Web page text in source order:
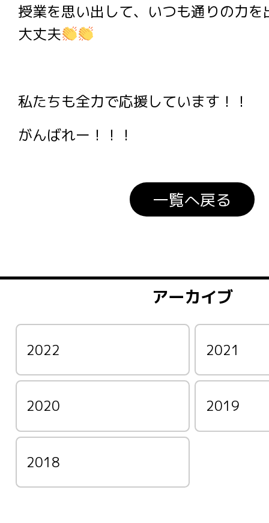
授業を思い出して、いつも通りの力
大丈夫
私たちも全力で応援しています！！
がんばれー！！！
一覧へ戻る
アーカイブ
2022 2021
2020 2019
2018